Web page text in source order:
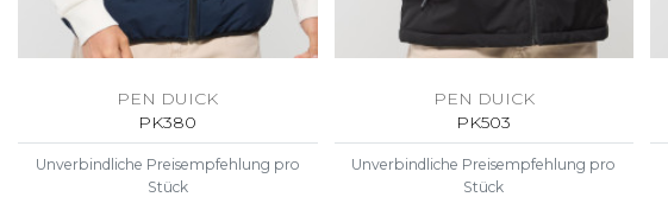
PEN DUICK
PK380
Unverbindliche Preisempfehlung pro
Stück
PEN DUICK
PK503
Unverbindliche Preisempfehlung pro
Stück